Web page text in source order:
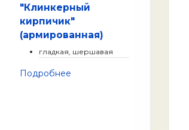
"Клинкерный
кирпичик"
(армированная)
гладкая, шершавая
Подробнее